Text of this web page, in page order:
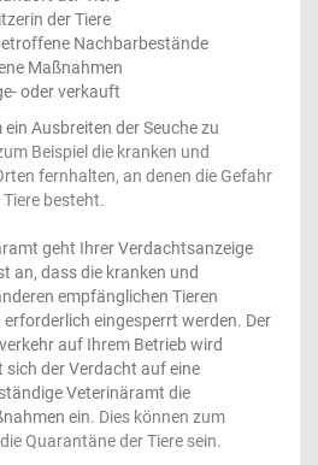
der Tiere
Nachbarbestände
Maßnahmen
oder verkauft
Ausbreiten der Seuche zu
Beispiel die kranken und
fernhalten, an denen die Gefahr
besteht.
geht Ihrer Verdachtsanzeige
an, dass die kranken und
empfänglichen Tieren
eingesperrt werden. Der
auf Ihrem Betrieb wird
der Verdacht auf eine
Veterinäramt die
ein. Dies können zum
Quarantäne der Tiere sein.